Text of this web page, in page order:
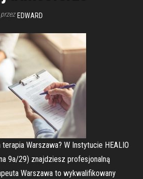
przez EDWARD
Warszawa? W Instytucie HEALIO
9a/29) znajdziesz profesjonalną
Warszawa to wykwalifikowany